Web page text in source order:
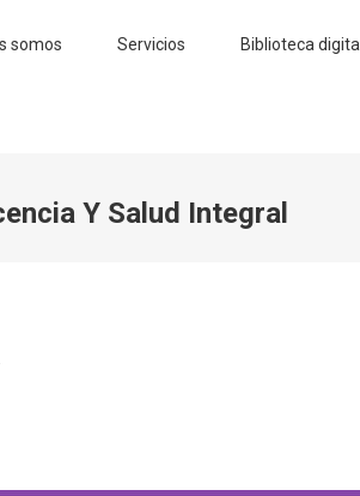
somos Servicios Biblioteca digital
Y Salud Integral